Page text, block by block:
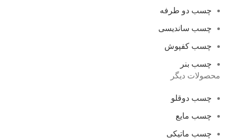
چسب دو طرفه
چسب ساندیسی
چسب کفپوش
چسب بنر
محصولات دیگر
چسب دوقلو
چسب مایع
چسب ماتیکی